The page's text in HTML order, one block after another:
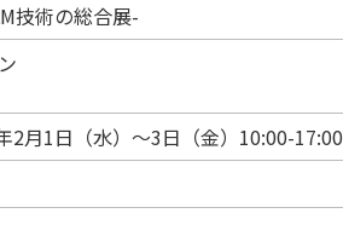
技術の総合展-
2月1日（水）～3日（金）10:00-17:00